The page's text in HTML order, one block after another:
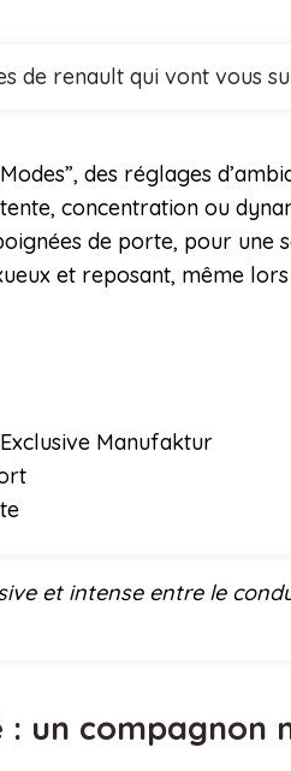
de renault qui vont vous
des réglages
concentration ou
de porte, pour
et reposant, même
Manufaktur
et intense entre le
un compagnon